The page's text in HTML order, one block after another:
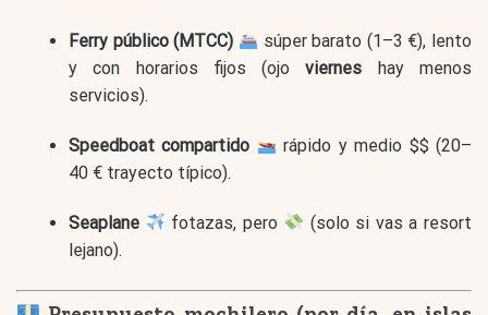
Ferry público (MTCC)
súper barato (1–3 €), lento
y con horarios fijos (ojoviernes hay menos
servicios).
Speedboat compartido
rápido y medio $$ (20–
40 € trayecto típico).
Seaplane fotazas, pero
(solo si vas a resort
lejano).